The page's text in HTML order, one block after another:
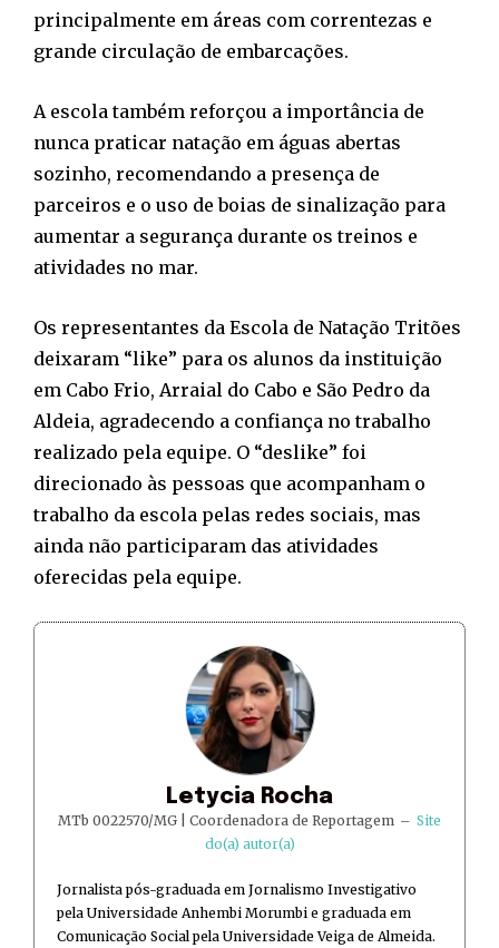
principalmente em áreas com correntezas e
grande circulação de embarcações.
A escola também reforçou a importância de
nunca praticar natação em águas abertas
sozinho, recomendando a presença de
parceiros e o uso de boias de sinalização para
aumentar a segurança durante os treinos e
atividades no mar.
Os representantes da Escola de Natação Tritões
deixaram “like” para os alunos da instituição
em Cabo Frio, Arraial do Cabo e São Pedro da
Aldeia, agradecendo a confiança no trabalho
realizado pela equipe. O “deslike” foi
direcionado às pessoas que acompanham o
trabalho da escola pelas redes sociais, mas
ainda não participaram das atividades
oferecidas pela equipe.
Letycia Rocha
MTb 0022570/MG | Coordenadora de Reportagem – Site
do(a) autor(a)
Jornalista pós-graduada em Jornalismo Investigativo
pela Universidade Anhembi Morumbi e graduada em
Comunicação Social pela Universidade Veiga de Almeida.